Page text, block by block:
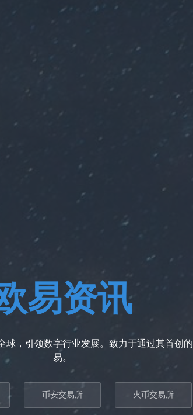
易资讯
，引领数字行业发展。致力于通过其首创
易。
币安交易所 火币交易所